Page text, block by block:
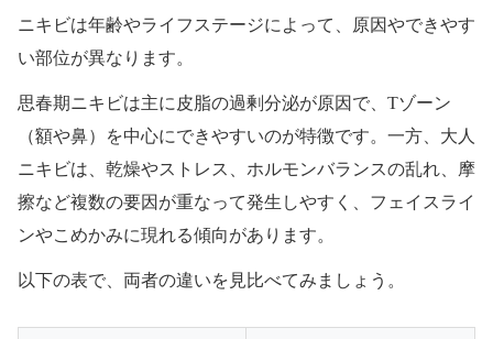
ニキビは年齢やライフステージによって、原因やできやす
い部位が異なります。
思春期ニキビは主に皮脂の過剰分泌が原因で、Tゾーン
（額や鼻）を中心にできやすいのが特徴です。一方、大人
ニキビは、乾燥やストレス、ホルモンバランスの乱れ、摩
擦など複数の要因が重なって発生しやすく、フェイスライ
ンやこめかみに現れる傾向があります。
以下の表で、両者の違いを見比べてみましょう。